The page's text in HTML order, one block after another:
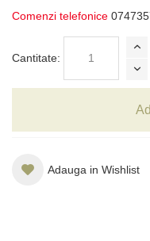
Comenzi telefonice
Cantitate:
Adauga in Wishlist